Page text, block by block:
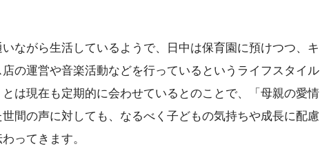
ながら生活しているようで、日中は保育園に預けつつ、キ
の運営や音楽活動などを行っているというライフスタイル
は現在も定期的に会わせているとのことで、「母親の愛情
間の声に対しても、なるべく子どもの気持ちや成長に配慮
ってきます。